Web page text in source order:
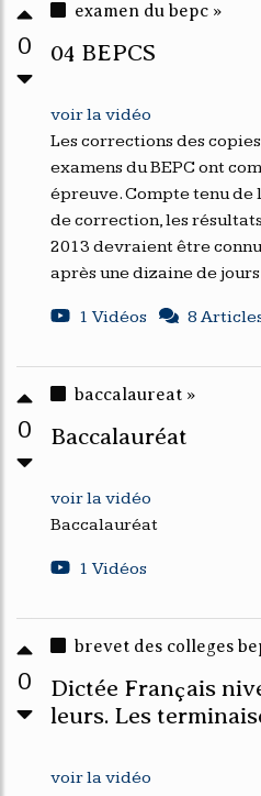
0
examen du bepc »
04 BEPCS
voir la vidéo
Les corrections des
examens du BEPC ont
épreuve. Compte tenu
de correction, les
2013 devraient être
après une dizaine de
1 Vidéos 8
0
baccalaureat »
Baccalauréat
voir la vidéo
Baccalauréat
1 Vidéos
0
brevet des colleges
Dictée Français
leurs. Les
voir la vidéo